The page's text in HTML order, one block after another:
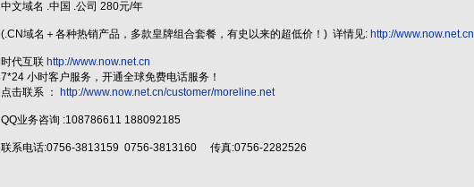
中文域名 .中国 .公司 280元/年
(.CN域名＋各种热销产品，多款皇牌组合套餐，有史以来的超低价！) 详情见: http://www.now.net.cn
时代互联 http://www.now.net.cn
7*24 小时客户服务，开通全球免费电话服务！
点击联系 ：
http://www.now.net.cn/customer/moreline.net
QQ业务咨询 :108786611 188092185
联系电话:0756-3813159 0756-3813160 传真:0756-2282526